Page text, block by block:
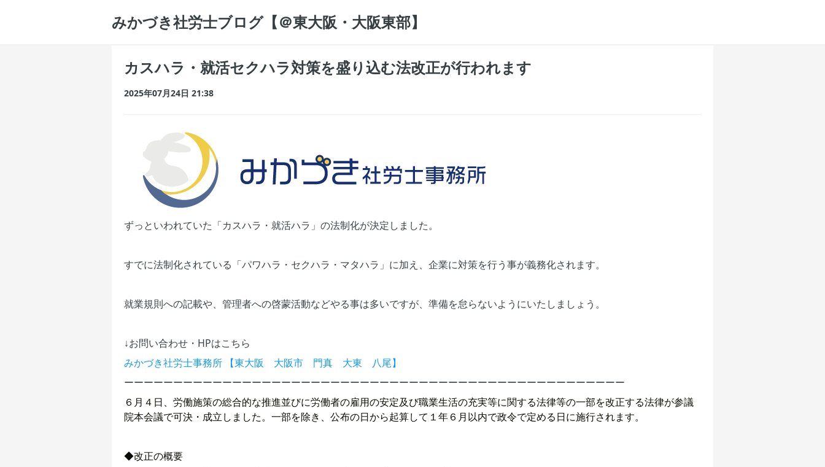
みかづき社労士ブログ【＠東大阪・大阪東部】
カスハラ・就活セクハラ対策を盛り込む法改正が行われます
2025年07月24日 21:38
ずっといわれていた「カスハラ・就活ハラ」の法制化が決定しました。
すでに法制化されている「パワハラ・セクハラ・マタハラ」に加え、企業に対策を行う事が義務化されます。
就業規則への記載や、管理者への啓蒙活動などやる事は多いですが、準備を怠らないようにいたしましょう。
↓お問い合わせ・HPはこちら
みかづき社労士事務所 【東大阪 大阪市 門真 大東 八尾】
ーーーーーーーーーーーーーーーーーーーーーーーーーーーーーーーーーーーーーーーーーーーーーーーーーーー
６月４日、労働施策の総合的な推進並びに労働者の雇用の安定及び職業生活の充実等に関する法律等の一部を改正する法律が参議
院本会議で可決・成立しました。一部を除き、公布の日から起算して１年６月以内で政令で定める日に施行されます。
◆改正の概要